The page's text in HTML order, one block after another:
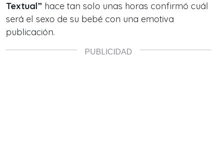
Textual” hace tan solo unas horas confirmó cuál
será el sexo de su bebé con una emotiva
publicación.